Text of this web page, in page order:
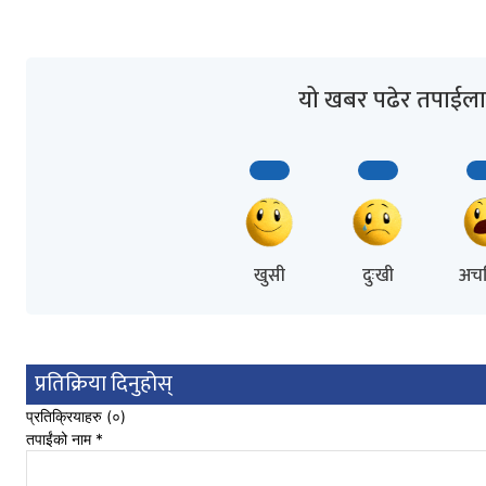
यो खबर पढेर
खुसी दुःखी
प्रतिक्रिया दिनुहोस्
प्रतिक्रियाहरु (०)
तपाईंको नाम *